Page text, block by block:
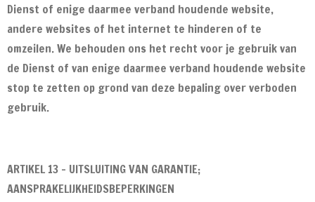
Dienst of enige daarmee verband houdende website,
andere websites of het internet te hinderen of te
omzeilen. We behouden ons het recht voor je gebruik van
de Dienst of van enige daarmee verband houdende website
stop te zetten op grond van deze bepaling over verboden
gebruik.
ARTIKEL 13 - UITSLUITING VAN GARANTIE;
AANSPRAKELIJKHEIDSBEPERKINGEN